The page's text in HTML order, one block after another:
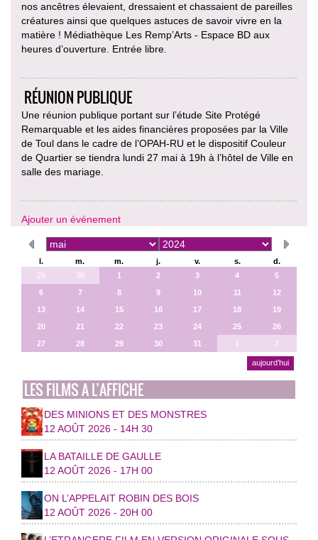
nos ancêtres élevaient, dressaient et chassaient de pareilles
créatures ainsi que quelques astuces de savoir vivre en la
matière ! Médiathèque Les Remp’Arts - Espace BD aux
heures d’ouverture. Entrée libre.
RÉUNION PUBLIQUE
Une réunion publique portant sur l’étude Site Protégé
Remarquable et les aides financières proposées par la Ville
de Toul dans le cadre de l’OPAH-RU et le dispositif Couleur
de Quartier se tiendra lundi 27 mai à 19h à l’hôtel de Ville en
salle des mariage.
Ajouter un événement
l. m. m. j. v. s.
d.
29
30 1 2 3 4
5
6
7 8 9 10 11
12
13
14 15 16 17 18
19
20
21 22 23 24 25
26
27
28 29 30 31 1 2
aujourd’hui
LES FILMS A L’AFFICHE
DES MINIONS ET DES MONSTRES
12 AOÛT 2026 - 14H 30
LA BATAILLE DE GAULLE
12 AOÛT 2026 - 17H 00
ON L’APPELAIT ROBIN DES BOIS
12 AOÛT 2026 - 20H 00